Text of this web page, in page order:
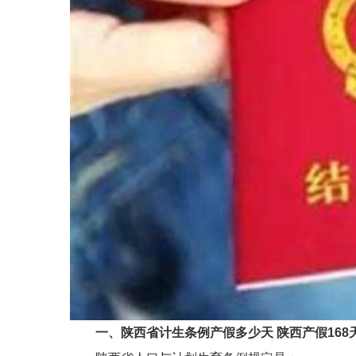
一、陕西省计生条例产假多少天 陕西产假168